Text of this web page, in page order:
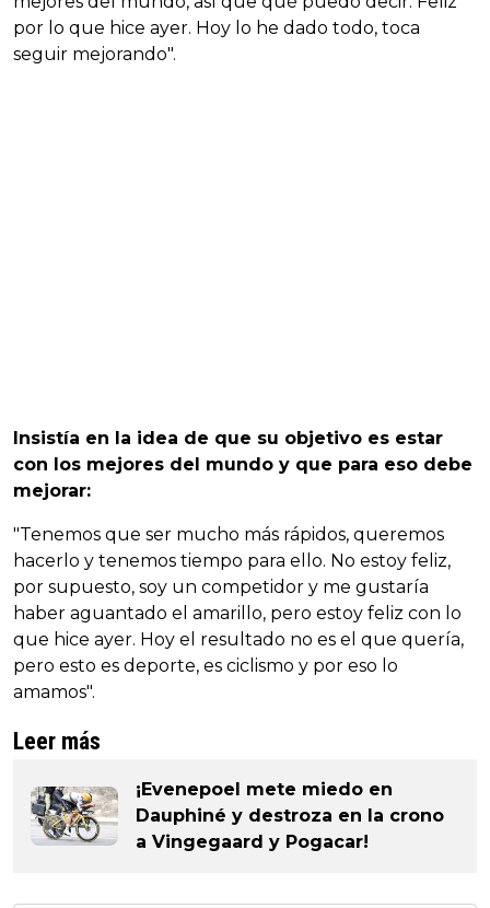
por lo que hice ayer. Hoy lo he dado todo, toca
seguir mejorando".
Insistía en la idea de que su objetivo es estar
con los mejores del mundo y que para eso debe
mejorar:
"Tenemos que ser mucho más rápidos, queremos
hacerlo y tenemos tiempo para ello. No estoy feliz,
por supuesto, soy un competidor y me gustaría
haber aguantado el amarillo, pero estoy feliz con lo
que hice ayer. Hoy el resultado no es el que quería,
pero esto es deporte, es ciclismo y por eso lo
amamos".
Leer más
¡Evenepoel mete miedo en
Dauphiné y destroza en la crono
a Vingegaard y Pogacar!